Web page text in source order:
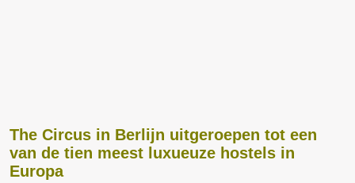
The Circus in Berlijn uitgeroepen tot een
van de tien meest luxueuze hostels in
Europa